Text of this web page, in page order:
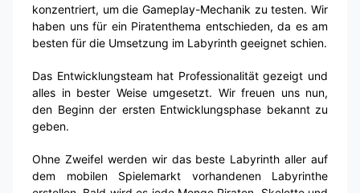
konzentriert, um die Gameplay-Mechanik zu testen. Wir
haben uns für ein Piratenthema entschieden, da es am
besten für die Umsetzung im Labyrinth geeignet schien.
Das Entwicklungsteam hat Professionalität gezeigt und
alles in bester Weise umgesetzt. Wir freuen uns nun,
den Beginn der ersten Entwicklungsphase bekannt zu
geben.
Ohne Zweifel werden wir das beste Labyrinth aller auf
dem mobilen Spielemarkt vorhandenen Labyrinthe